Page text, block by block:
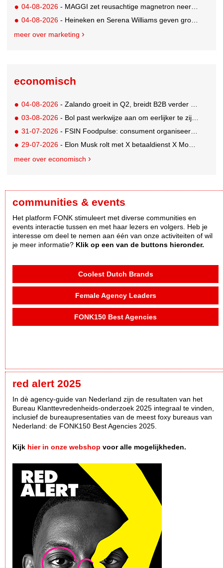
04-08-2026 - MAGGI zet reusachtige magnetron neer op Solar Festival
04-08-2026 - Heineken en Serena Williams geven grootste tennisfans kans om US Open bij te wonen
meer over marketing
economisch
04-08-2026 - Zalando groeit in Q2, breidt B2B verder uit en innoveert met AI
03-08-2026 - Bol past werkwijze aan om eerlijker te zijn naar verkopers en consumenten
31-07-2026 - FSIN Foodpulse: consument organiseert eet- en koopgedrag bewuster
29-07-2026 - Elon Musk rolt met X betaaldienst X Money uit in VS: zorgen in Washington
meer over economisch
communities & events
Het platform FONK stimuleert met diverse communities en
events interactie tussen en met haar lezers en volgers. Heb je
interesse om deel te nemen aan één van onze activiteiten of wil
je meer informatie? Klik op een van de buttons hieronder.
Coolest Dutch Brands
Female Agency Leaders
FONK150 Best Agencies
red alert 2025
In dè agency-guide van Nederland zijn de resultaten van het
Bureau Klanttevredenheids-onderzoek 2025 integraal te vinden,
inclusief de bureaupresentaties van de meest foxy bureaus van
Nederland: de FONK150 Best Agencies 2025.
Kijk hier in onze webshop voor alle mogelijkheden.